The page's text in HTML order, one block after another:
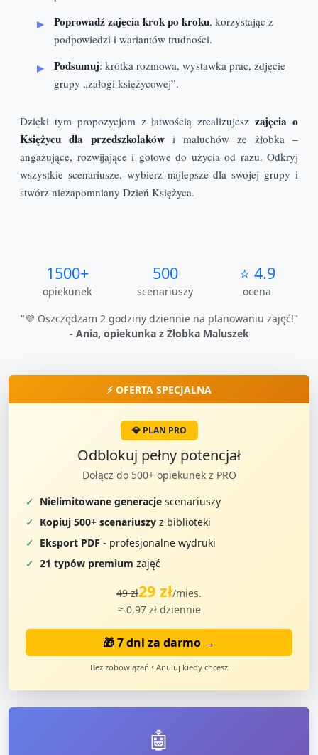
Poprowadź zajęcia krok po kroku, korzystając z
podpowiedzi i wariantów trudności.
Podsumuj: krótka rozmowa, wystawka prac, zdjęcie
grupy „załogi księżycowej”.
Dzięki tym propozycjom z łatwością zrealizujeszzajęcia o
Księżycu dla przedszkolaków i maluchów ze żłobka –
angażujące, rozwijające i gotowe do użycia od razu. Odkryj
wszystkie scenariusze, wybierz najlepsze dla swojej grupy i
stwórz niezapomniany Dzień Księżyca.
1500+
opiekunek
500
scenariuszy
⭐ 4.9
ocena
"💜 Oszczędzam 2 godziny dziennie na planowaniu zajęć!"
- Ania, opiekunka z Żłobka Maluszek
⚡ OFERTA SPECJALNA
💎 PLAN PRO
Odblokuj pełny potencjał
Dołącz do 500+ opiekunek z PRO
✓ Nielimitowane generacje scenariuszy
✓ Kopiuj 500+ scenariuszy z biblioteki
✓ Eksport PDF - profesjonalne wydruki
✓ 21 typów premium zajęć
49 zł29 zł/mies.
≈ 0,97 zł dziennie
🎁 7 dni za darmo →
Bez zobowiązań • Anuluj kiedy chcesz
🤖